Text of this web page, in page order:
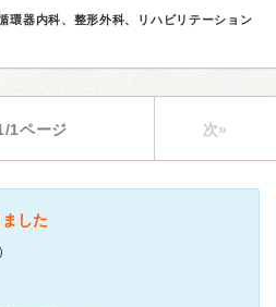
環器内科、整形外科、リハビリテーション
1ページ 次»
した